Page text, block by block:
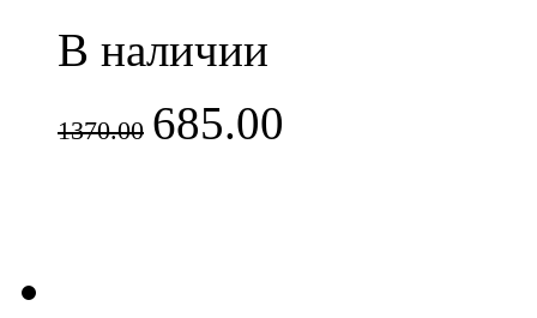
В наличии
1370.00 685.00